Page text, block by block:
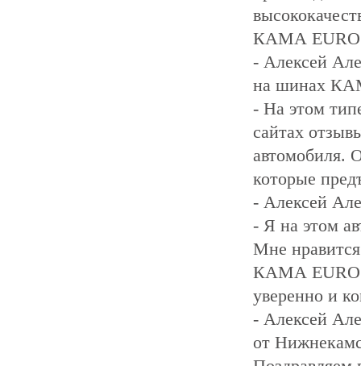
КАМА EURO
- Алексей
на шинах
- На этом
сайтах
автомобиля.
которые
- Алексей
- Я на этом
Мне
КАМА EURO -
уверенно и
- Алексей
от